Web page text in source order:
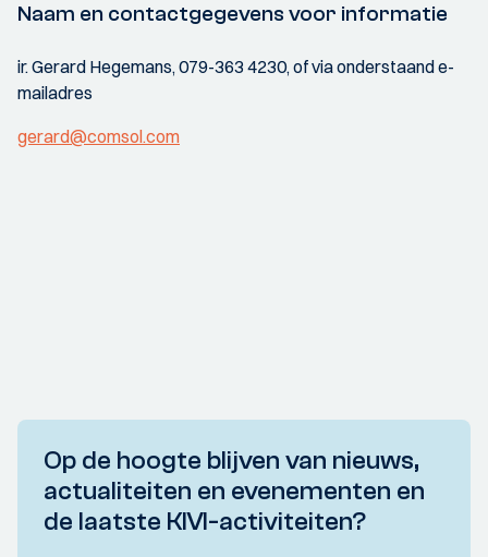
Naam en contactgegevens voor informatie
ir. Gerard Hegemans, 079-363 4230, of via onderstaand e-
mailadres
gerard@comsol.com
Op de hoogte blijven van nieuws,
actualiteiten en evenementen en
de laatste KIVI-activiteiten?